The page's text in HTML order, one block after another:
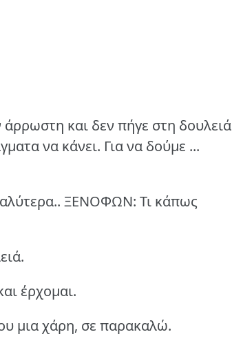
και δεν πήγε στη δουλειά
να κάνει. Για να δούμε ...
ΞΕΝΟΦΩΝ: Τι κάπως
έρχομαι.
μια χάρη, σε παρακαλώ.